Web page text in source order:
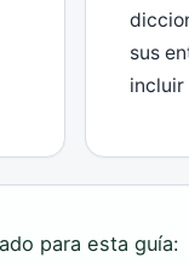
sus
incluir
para esta guía: